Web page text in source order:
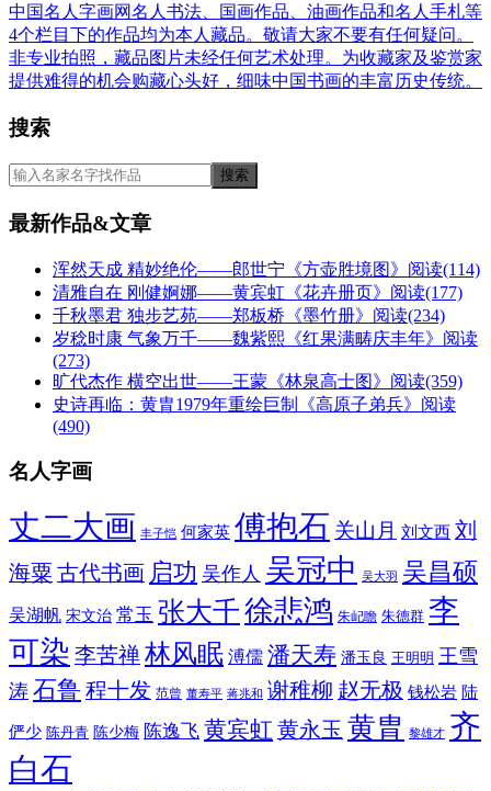
中国名人字画网名人书法、国画作品、油画作品和名人手札等
4个栏目下的作品均为本人藏品。敬请大家不要有任何疑问。
非专业拍照，藏品图片未经任何艺术处理。为收藏家及鉴赏家
提供难得的机会购藏心头好，细味中国书画的丰富历史传统。
搜索
最新作品&文章
浑然天成 精妙绝伦——郎世宁《方壶胜境图》 阅读(114)
清雅自在 刚健婀娜——黄宾虹《花卉册页》 阅读(177)
千秋墨君 独步艺苑——郑板桥《墨竹册》 阅读(234)
岁稔时康 气象万千——魏紫熙《红果满畴庆丰年》 阅读
(273)
旷代杰作 横空出世——王蒙《林泉高士图》 阅读(359)
史诗再临：黄胄1979年重绘巨制《高原子弟兵》 阅读
(490)
名人字画
丈二大画 丰子恺 何家英 傅抱石 关山月 刘文西 刘
海粟 古代书画 启功 吴作人 吴冠中 吴大羽 吴昌硕
吴湖帆 宋文治 常玉 张大千徐悲鸿 朱屺瞻 朱德群 李
可染 李苦禅林风眠 溥儒 潘天寿 潘玉良 王明明 王雪
涛 石鲁 程十发 范曾 董寿平 蒋兆和 谢稚柳 赵无极 钱松岩 陆
俨少 陈丹青 陈少梅 陈逸飞 黄宾虹 黄永玉 黄胄 黎雄才 齐
白石